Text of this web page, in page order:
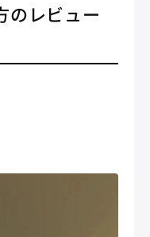
のレビュー